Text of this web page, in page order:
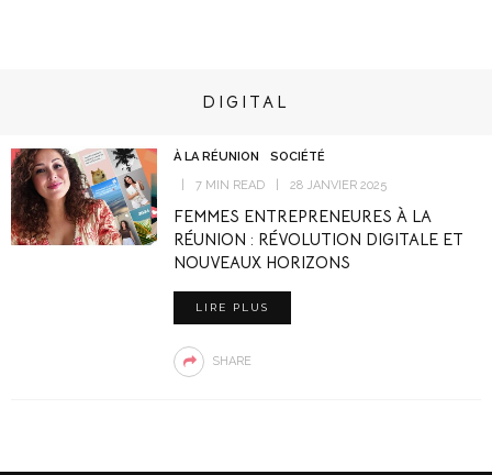
DIGITAL
À LA RÉUNION
SOCIÉTÉ
7 MIN READ
28 JANVIER 2025
FEMMES ENTREPRENEURES À LA
RÉUNION : RÉVOLUTION DIGITALE ET
NOUVEAUX HORIZONS
LIRE PLUS
SHARE